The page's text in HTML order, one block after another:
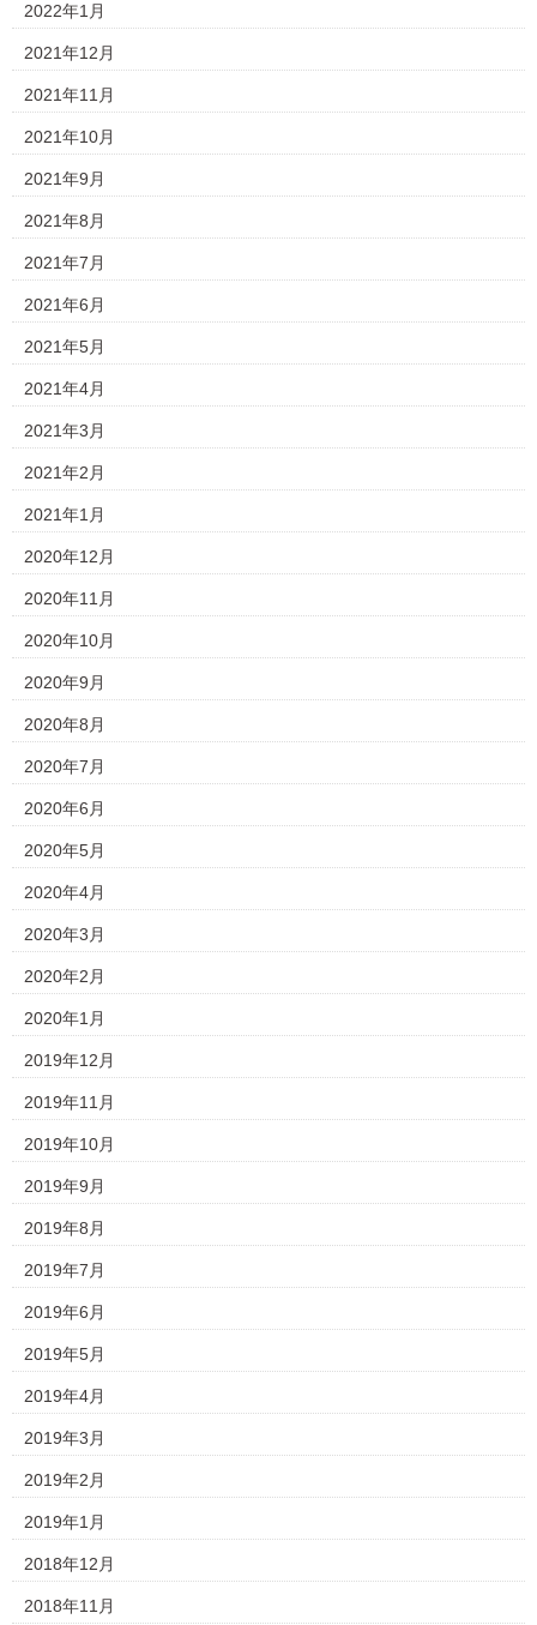
2022年1月
2021年12月
2021年11月
2021年10月
2021年9月
2021年8月
2021年7月
2021年6月
2021年5月
2021年4月
2021年3月
2021年2月
2021年1月
2020年12月
2020年11月
2020年10月
2020年9月
2020年8月
2020年7月
2020年6月
2020年5月
2020年4月
2020年3月
2020年2月
2020年1月
2019年12月
2019年11月
2019年10月
2019年9月
2019年8月
2019年7月
2019年6月
2019年5月
2019年4月
2019年3月
2019年2月
2019年1月
2018年12月
2018年11月